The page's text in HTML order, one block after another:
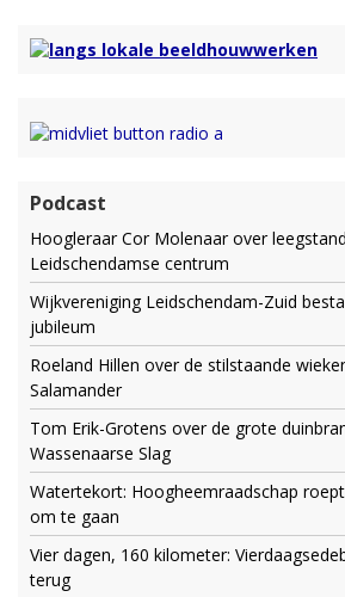
Podcast
Hoogleraar Cor Molenaar over
Leidschendamse centrum
Wijkvereniging Leidschendam-Zuid
jubileum
Roeland Hillen over de stilstaande
Salamander
Tom Erik-Grotens over de grote
Wassenaarse Slag
Watertekort: Hoogheemraadschap
om te gaan
Vier dagen, 160 kilometer:
terug